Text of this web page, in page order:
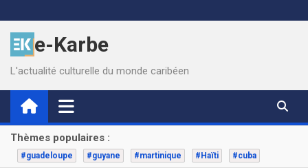
to
contente-Karbe
L'actualité culturelle du monde caribéen
Thèmes populaires :
#guadeloupe #guyane #martinique #Haïti #cuba